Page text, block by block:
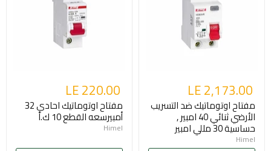
LE 2,173.00
مفتاح اوتوماتيك ضد التسريب
الأرضي ثنائي 40 امبير ,
حساسية 30 مللي امبير
Himel
LE 220.00
مفتاح اوتوماتيك احادي 32
أمبيرسعه القطع 10 ك.أ
Himel